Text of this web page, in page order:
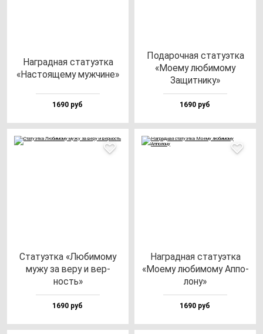
Наг­рад­ная ста­ту­эт­ка
«Нас­то­яще­му муж­чи­не»
1690 руб
Пода­роч­ная ста­ту­эт­ка
«Моему лю­би­мо­му
Защит­ни­ку»
1690 руб
Ста­ту­эт­ка «Люби­мо­му
му­жу за ве­ру и вер­
ность»
1690 руб
Наг­рад­ная ста­ту­эт­ка
«Моему лю­би­мо­му Аппо­
ло­ну»
1690 руб